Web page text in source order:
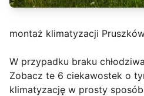
montaż klimatyzacji
W przypadku braku
Zobacz te 6 ciekawostek o
klimatyzację w prosty